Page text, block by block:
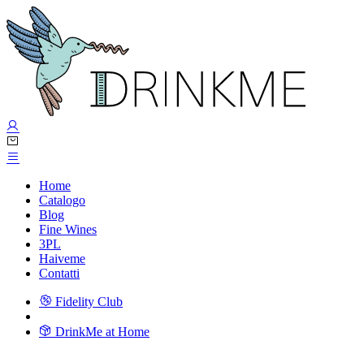
Home
Catalogo
Blog
Fine Wines
3PL
Haiveme
Contatti
Fidelity Club
DrinkMe at Home